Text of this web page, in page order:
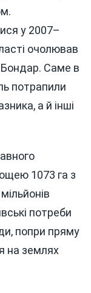
у 2007–
очолював
Бондар. Саме в
потрапили
а й інші
1073 га з
потреби
попри пряму
на землях